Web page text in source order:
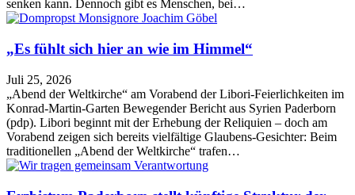
senken kann. Dennoch gibt es Menschen, bei…
„Es fühlt sich hier an wie im Himmel“
Juli 25, 2026
„Abend der Weltkirche“ am Vorabend der Libori-Feierlichkeiten im
Konrad-Martin-Garten Bewegender Bericht aus Syrien Paderborn
(pdp). Libori beginnt mit der Erhebung der Reliquien – doch am
Vorabend zeigen sich bereits vielfältige Glaubens-Gesichter: Beim
traditionellen „Abend der Weltkirche“ trafen…